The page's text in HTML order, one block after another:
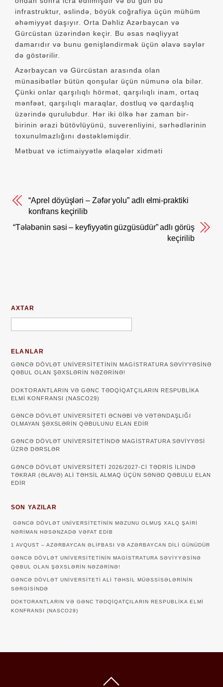
infrastruktur, əslində, böyük coğrafiya üçün mühüm
əhəmiyyət daşıyır. Orta Dəhliz Azərbaycan və
Gürcüstan üzərindən keçir. Bu əsas nəqliyyat
damarıdır və bunu genişləndirmək üçün əlavə səylər
də göstərilir.
Azərbaycan və Gürcüstan arasında olan
münasibətlər bütün qonşular üçün nümunə ola bilər.
Çünki onlar qarşılıqlı hörmət, qarşılıqlı inam, ortaq
mənfəət, qarşılıqlı maraqlar, dostluq və qardaşlıq
üzərində qurulubdur. Hər iki ölkə hər zaman bir-
birinin ərazi bütövlüyünü, suverenliyini, sərhədlərinin
toxunulmazlığını dəstəkləmişdir.
Mətbuat və ictimaiyyətlə əlaqələr xidməti
“Aprel döyüşləri – Zəfər yolu” adlı elmi-praktiki
konfrans keçirilib
“Tələbənin səsi – keyfiyyətin güzgüsüdür” adlı görüş
keçirilib
AXTAR
ELANLAR
GƏNCƏ DÖVLƏT UNIVERSITETININ MAGISTRATURA SƏVIYYƏSINƏ
QƏBUL OLAN ŞƏXSLƏRIN NƏZƏRINƏ!
DOKTORANTLARIN VƏ GƏNC TƏDQİQATÇILARIN RESPUBLİKA
ELMİ KONFRANSI (NASCO29)
GƏNCƏ DÖVLƏT UNIVERSITETI ƏCNƏBI VƏ VƏTƏNDAŞLIĞI
OLMAYAN ŞƏXSLƏRIN QƏBULUNU ELAN EDIR
GƏNCƏ DÖVLƏT UNIVERSITETINDƏ MAGISTRATURA SƏVIYYƏSI
ÜZRƏ DƏRSLƏR
GƏNCƏ DÖVLƏT UNİVERSİTETİ 2026/2027-Cİ TƏDRİS İLİNDƏ
TƏKRAR (ƏLAVƏ) ALİ TƏHSİL ALMAQ ÜÇÜN SƏNƏD QƏBULU ELAN
EDİR
SON YAZILAR
GƏNCƏ DÖVLƏT UNIVERSITETININ MƏZUNU OLMUŞ XALQ ŞAIRI
NƏRIMAN HƏSƏNZADƏ VƏFAT EDIB
1 AVQUST – AZƏRBAYCAN ƏLIFBASI VƏ AZƏRBAYCAN DILI GÜNÜDÜR
GƏNCƏ DÖVLƏT UNIVERSITETININ MAGISTRATURA SƏVIYYƏSINƏ
QƏBUL OLAN ŞƏXSLƏRIN NƏZƏRINƏ!
GƏNCƏ DÖVLƏT UNIVERSITETI ALI TƏHSIL MÜƏSSISƏLƏRININ
SƏRGISINDƏ
DOKTORANTLARIN VƏ GƏNC TƏDQİQATÇILARIN RESPUBLİKA ELMİ
KONFRANSI (NASCO29)